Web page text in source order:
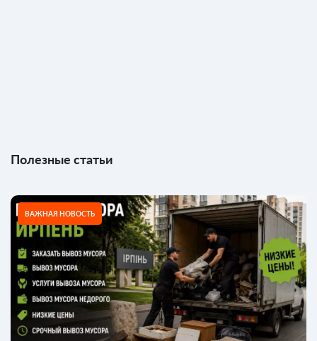
Полезные статьи
ВАЖНАЯ НОВОСТЬ